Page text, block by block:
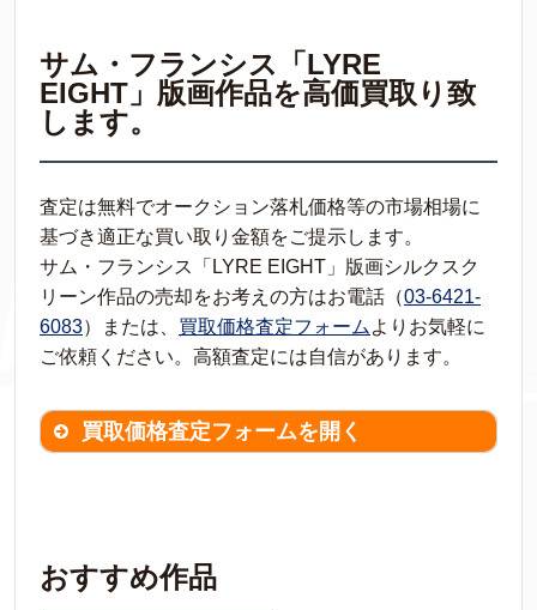
サム・フランシス「LYRE
EIGHT」版画作品を高価買取り致
します。
査定は無料でオークション落札価格等の市場相場に
基づき適正な買い取り金額をご提示します。
サム・フランシス「LYRE EIGHT」版画シルクスク
リーン作品の売却をお考えの方はお電話（03-6421-
6083）または、 買取価格査定フォーム よりお気軽に
ご依頼ください。高額査定には自信があります。
買取価格査定フォームを開く
※不明な項目は空欄で結構です。
▼
おすすめ作品